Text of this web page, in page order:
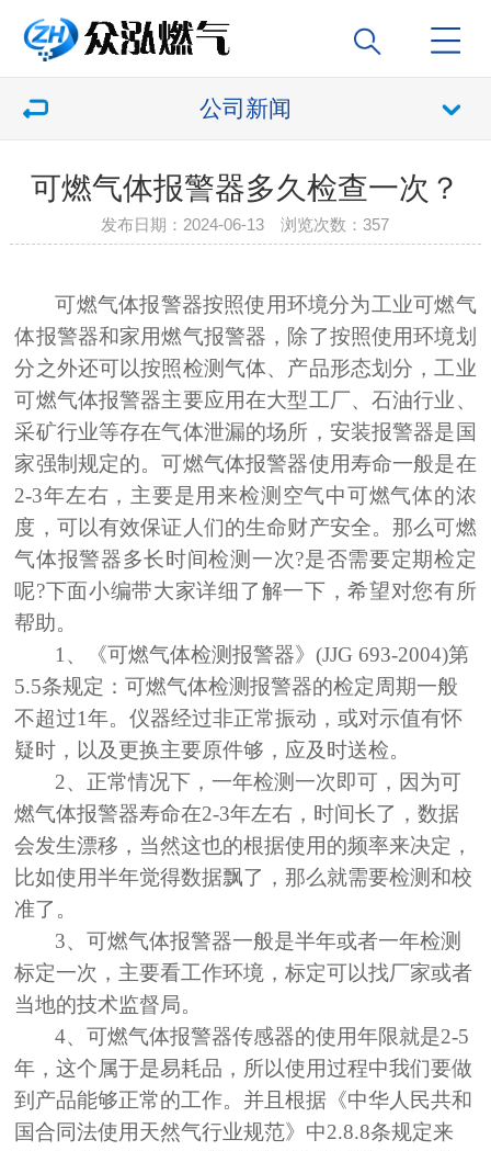
公司新闻
可燃气体报警器多久检查一次？
发布日期：2024-06-13 浏览次数：357
可燃气体报警器按照使用环境分为工业可燃气
体报警器和家用燃气报警器，除了按照使用环境划
分之外还可以按照检测气体、产品形态划分，工业
可燃气体报警器主要应用在大型工厂、石油行业、
采矿行业等存在气体泄漏的场所，安装报警器是国
家强制规定的。可燃气体报警器使用寿命一般是在
2-3年左右，主要是用来检测空气中可燃气体的浓
度，可以有效保证人们的生命财产安全。那么可燃
气体报警器多长时间检测一次?是否需要定期检定
呢?下面小编带大家详细了解一下，希望对您有所
帮助。
1、《可燃气体检测报警器》(JJG 693-2004)第
5.5条规定：可燃气体检测报警器的检定周期一般
不超过1年。仪器经过非正常振动，或对示值有怀
疑时，以及更换主要原件够，应及时送检。
2、正常情况下，一年检测一次即可，因为可
燃气体报警器寿命在2-3年左右，时间长了，数据
会发生漂移，当然这也的根据使用的频率来决定，
比如使用半年觉得数据飘了，那么就需要检测和校
准了。
3、可燃气体报警器一般是半年或者一年检测
标定一次，主要看工作环境，标定可以找厂家或者
当地的技术监督局。
4、可燃气体报警器传感器的使用年限就是2-5
年，这个属于是易耗品，所以使用过程中我们要做
到产品能够正常的工作。并且根据《中华人民共和
国合同法使用天然气行业规范》中2.8.8条规定来